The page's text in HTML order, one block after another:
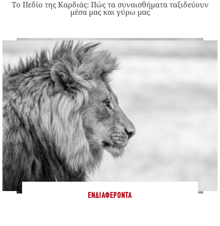
Το Πεδίο της Καρδιάς: Πώς τα συναισθήματα ταξιδεύουν
μέσα μας και γύρω μας
ΕΝΔΙΑΦΈΡΟΝΤΑ